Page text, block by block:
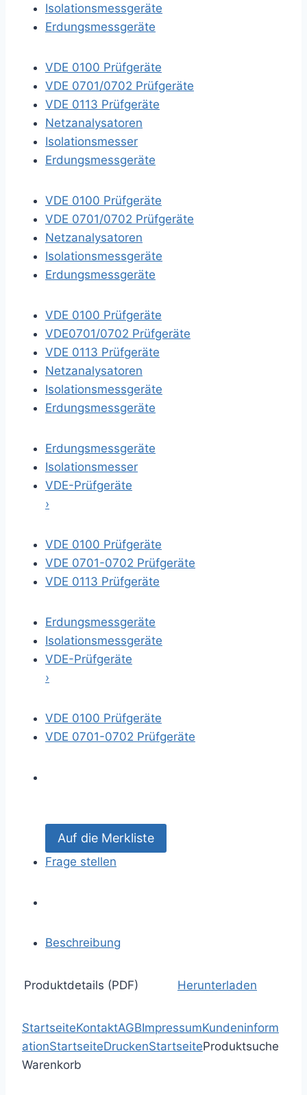
Isolationsmessgeräte
Erdungsmessgeräte
VDE 0100 Prüfgeräte
VDE 0701/0702 Prüfgeräte
VDE 0113 Prüfgeräte
Netzanalysatoren
Isolationsmesser
Erdungsmessgeräte
VDE 0100 Prüfgeräte
VDE 0701/0702 Prüfgeräte
Netzanalysatoren
Isolationsmessgeräte
Erdungsmessgeräte
VDE 0100 Prüfgeräte
VDE0701/0702 Prüfgeräte
VDE 0113 Prüfgeräte
Netzanalysatoren
Isolationsmessgeräte
Erdungsmessgeräte
Erdungsmessgeräte
Isolationsmesser
VDE-Prüfgeräte
›
VDE 0100 Prüfgeräte
VDE 0701-0702 Prüfgeräte
VDE 0113 Prüfgeräte
Erdungsmessgeräte
Isolationsmessgeräte
VDE-Prüfgeräte
›
VDE 0100 Prüfgeräte
VDE 0701-0702 Prüfgeräte
Frage stellen
Beschreibung
Produktdetails (PDF) Herunterladen
StartseiteKontaktAGBImpressumKundeninform
ationStartseiteDruckenStartseiteProduktsuche
Warenkorb